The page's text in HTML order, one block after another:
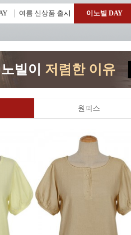
여름 신상품 출시 이노빌 DAY
빌이 저렴한 이유
원피스